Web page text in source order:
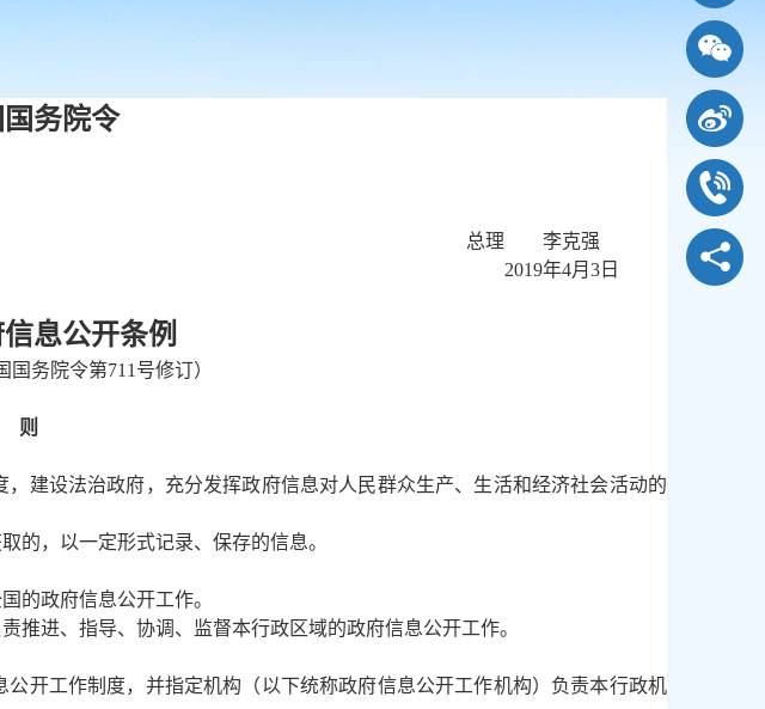
务院令
总理 李克强
2019年4月3日
息公开条例
务院令第711号修订）
则
建设法治政府，充分发挥政府信息对人民群众生产、生活和经济社会活动的
的，以一定形式记录、保存的信息。
的政府信息公开工作。
推进、指导、协调、监督本行政区域的政府信息公开工作。
开工作制度，并指定机构（以下统称政府信息公开工作机构）负责本行政机